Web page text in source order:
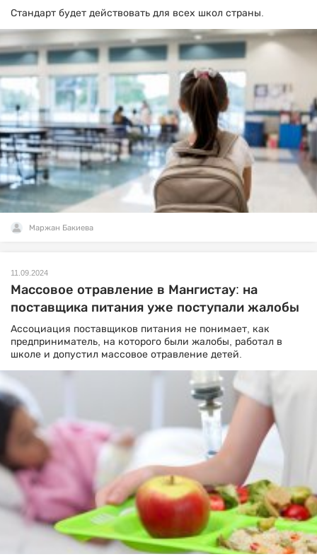
Стандарт будет действовать для всех школ страны.
Маржан Бакиева
11.09.2024
Массовое отравление в Мангистау: на
поставщика питания уже поступали жалобы
Ассоциация поставщиков питания не понимает, как
предприниматель, на которого были жалобы, работал в
школе и допустил массовое отравление детей.